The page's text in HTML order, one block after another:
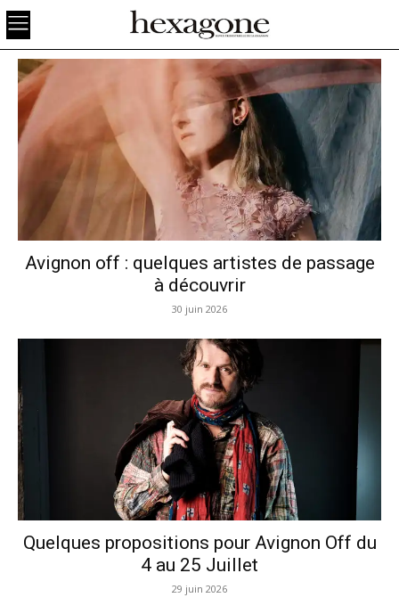
Avignon off : quelques artistes de passage
à découvrir
30 juin 2026
Quelques propositions pour Avignon Off du
4 au 25 Juillet
29 juin 2026